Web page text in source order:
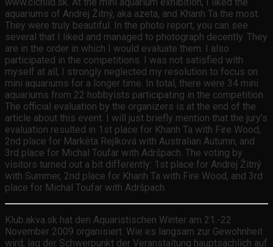
aquariums of Andrej Žitný, aka azeta, and Khanh Ta the most.
They were truly beautiful. In the photo report, you can see
several that I liked and managed to photograph decently. They
are in the order in which I would evaluate them. I also
participated in the competitions. I was not satisfied with
myself at all; I strongly neglected my resolution to focus on
mini aquariums for a longer time. In total, there were 34 mini
aquariums from 22 hobbyists participating in the competition.
The official evaluation by the organizers is at the end of the
article about this event. I will just briefly mention that the jury’s
evaluation resulted in 1st place for Khanh Ta with Fire Wood,
2nd place for Markéta Rejlková with Australian Autumn, and
3rd place for Michal Toufar with Adršpach. The voting by
visitors turned out a bit differently: 1st place for Andrej Žitný
with Summer, 2nd place for Khanh Ta with Fire Wood, and 3rd
place for Michal Toufar with Adršpach.
Klub.akva.sk hat den Aquaristischen Winter am 21.-22.
November 2009 organisiert. Wie es langsam zur Gewohnheit
wird, lag der Schwerpunkt der Veranstaltung hauptsächlich auf